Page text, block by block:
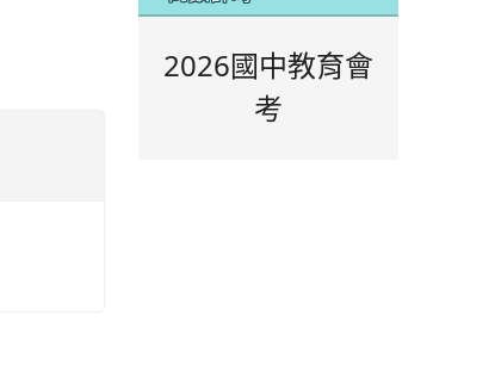
2026國中教育會
考